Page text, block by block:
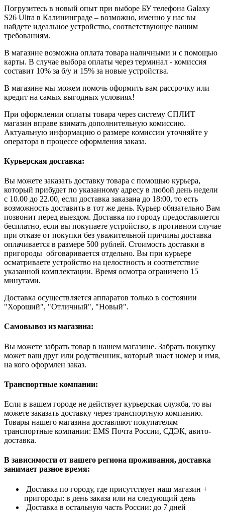
Погрузитесь в новый опыт при выборе БУ телефона Galaxy
S26 Ultra в Калининграде – возможно, именно у нас вы
найдете идеальное устройство, соответствующее вашим
требованиям.
В магазине возможна оплата товара наличными и с помощью
карты. В случае выбора оплаты через терминал - комиссия
составит 10% за б/у и 15% за новые устройства.
В магазине мы можем помочь оформить вам рассрочку или
кредит на самых выгодных условиях!
При оформлении оплаты товара через систему СПЛИТ
магазин вправе взимать дополнительную комиссию.
Актуальную информацию о размере комиссии уточняйте у
оператора в процессе оформления заказа.
Курьерская доставка:
Вы можете заказать доставку товара с помощью курьера,
который прибудет по указанному адресу в любой день недели
с 10.00 до 22.00, если доставка заказана до 18:00, то есть
возможность доставить в тот же день. Курьер обязательно Вам
позвонит перед выездом. Доставка по городу предоставляется
бесплатно, если вы покупаете устройство, в противном случае
при отказе от покупки без уважительной причины доставка
оплачивается в размере 500 рублей. Стоимость доставки в
пригороды обговаривается отдельно. Вы при курьере
осматриваете устройство на целостность и соответствие
указанной комплектации. Время осмотра ограничено 15
минутами.
Доставка осуществляется аппаратов только в состоянии
"Хороший", "Отличный", "Новый".
Самовывоз из магазина:
Вы можете забрать товар в нашем магазине. Забрать покупку
может ваш друг или родственник, который знает номер и имя,
на кого оформлен заказ.
Транспортные компании:
Если в вашем городе не действует курьерская служба, то вы
можете заказать доставку через транспортную компанию.
Товары нашего магазина доставляют покупателям
транспортные компании: EMS Почта России, СДЭК, авито-
доставка.
В зависимости от вашего региона проживания, доставка
занимает разное время:
Доставка по городу, где присутствует наш магазин +
пригороды: в день заказа или на следующий день
Доставка в остальную часть России: до 7 дней